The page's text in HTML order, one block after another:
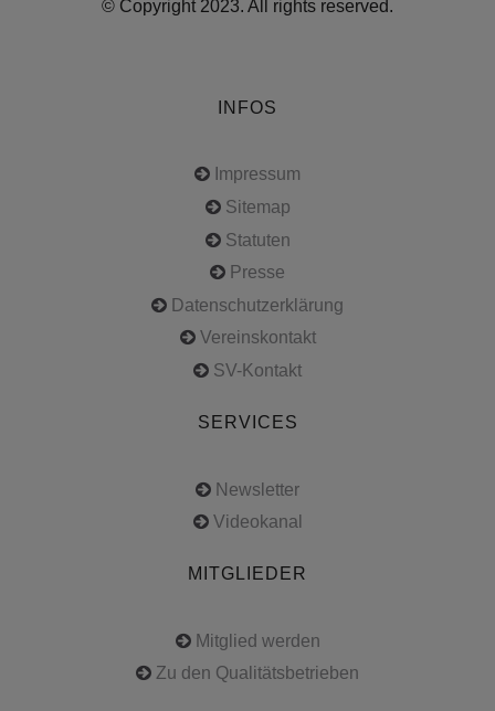
© Copyright 2023. All rights reserved.
INFOS
Impressum
Sitemap
Statuten
Presse
Datenschutzerklärung
Vereinskontakt
SV-Kontakt
SERVICES
Newsletter
Videokanal
MITGLIEDER
Mitglied werden
Zu den Qualitätsbetrieben